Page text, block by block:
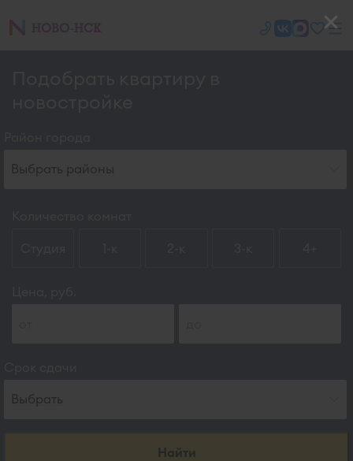
Выбрать районы
Выбрать
Найти